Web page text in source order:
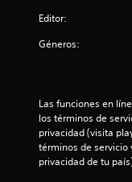
Editor:
Géneros:
Las funciones en
los términos de
privacidad (visita
términos de servicio
privacidad de tu